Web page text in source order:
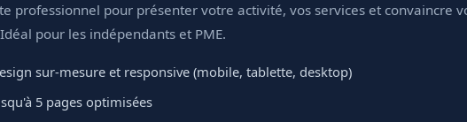
professionnel pour présenter votre activité, vos services et convaincre
pour les indépendants et PME.
sur-mesure et responsive (mobile, tablette, desktop)
5 pages optimisées